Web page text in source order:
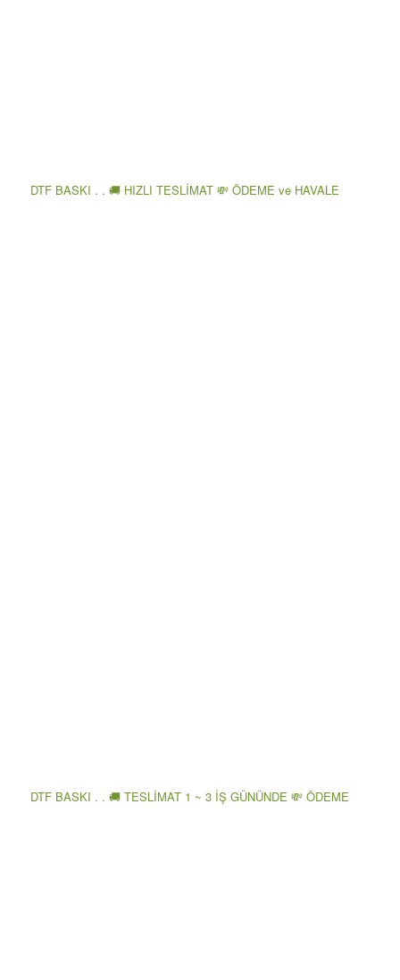
DTF BASKI . . 🚚 HIZLI TESLİMAT 💸 ÖDEME ve HAVALE
DTF BASKI . . 🚚 TESLİMAT 1 ~ 3 İŞ GÜNÜNDE 💸 ÖDEME